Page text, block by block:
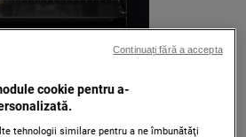
Atinge pentru zoom
cookie pentru a-
tehnologii similare pentru a ne îmbunătăţi
Continuați fără a accepta